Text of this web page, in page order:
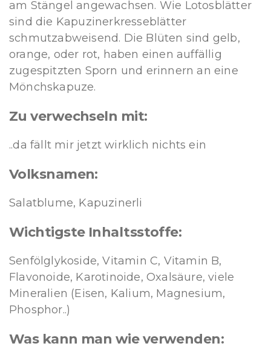
am Stängel angewachsen. Wie Lotosblätter
sind die Kapuzinerkresseblätter
schmutzabweisend. Die Blüten sind gelb,
orange, oder rot, haben einen auffällig
zugespitzten Sporn und erinnern an eine
Mönchskapuze.
Zu verwechseln mit:
..da fällt mir jetzt wirklich nichts ein
Volksnamen:
Salatblume, Kapuzinerli
Wichtigste Inhaltsstoffe:
Senfölglykoside, Vitamin C, Vitamin B,
Flavonoide, Karotinoide, Oxalsäure, viele
Mineralien (Eisen, Kalium, Magnesium,
Phosphor..)
Was kann man wie verwenden: